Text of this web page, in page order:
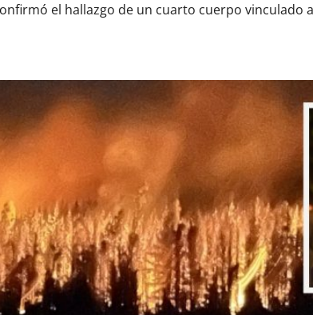
el hallazgo de un cuarto cuerpo vinculado